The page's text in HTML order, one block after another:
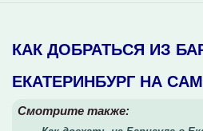
КАК ДОБРАТЬСЯ ИЗ
ЕКАТЕРИНБУРГ НА
Смотрите также: